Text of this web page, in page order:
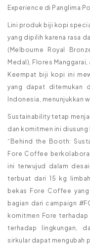
Experience di Panglima
Lini produk biji kopi
yang dipilih karena rasa
(Melbourne Royal
Medal), Flores Manggarai,
Keempat biji kopi ini
yang dapat ditemukan
Indonesia, menunjukkan
Sustainability tetap
dan komitmen ini
“Behind the Booth:
Fore Coffee
ini terwujud dalam
terbuat dari 15 kg
bekas Fore Coffee
bagian dari campaign
komitmen Fore
terhadap lingkungan,
sirkular dapat mengubah